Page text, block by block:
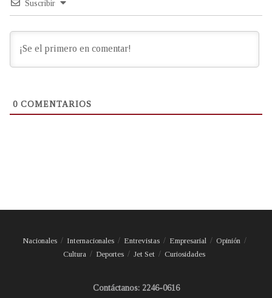
Suscribir
0 COMENTARIOS
Nacionales Internacionales Entrevistas Empresarial
Opinión
Cultura
Deportes Jet Set Curiosidades
Contáctanos: 2246-0616